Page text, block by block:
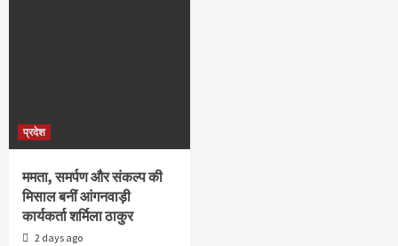
प्रदेश
ममता, समर्पण और संकल्प की
मिसाल बनीं आंगनवाड़ी
कार्यकर्ता शर्मिला ठाकुर
2 days ago